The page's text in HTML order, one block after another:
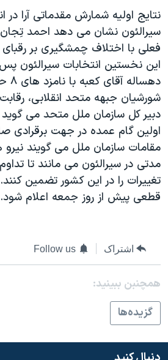
جهش
به
جستجو
ورزشی
گزیده‌ها
ویژه برنامه‌ها
ویدیوها
فرهنگ و زندگی
حقوق شهروندی
اقتصادی
علم و فناوری
اسرائیل در جنگ
جام جهانی ۲۰۲۶
عملیات خشم حماسی
۲۵۰سالگی آمریکا
بایگانی برنامه‌های تلویزیونی
مستندها
انتخابات ریاست جمهوری آمریکا ۲۰۲۴
حمله جمهوری اسلامی به اسرائیل
رمز مهسا
ورزش زنان در ایران
تریبونال مردمی آبان ۹۸
قانون شفافیت دارائی کادر رهبری ایران
فرکانس‌های صدای آمریکا
پخش رادیویی
یادگیری زبان انگلیسی
دنبال کنید
زبانهای مختلف
نتايج اوليه شمارش مقدماتی آرا در
سيرالئون نشان می دهد احمد
فعلی با اختلاف چمشگيری بر رقبای
اين نخستين انتخابات سيرالئون
شورشيان جبهه متحد انقلابی،
دبير کل سازمان ملل متحد می گويد
اولين گام عمده در جهت برقرادی
مقامات سازمان ملل می گويند نيرو
مدتی در سيرالئون می مانند تا
تغييرات را در اين کشور تضمين
قطعی پيش از روز جمعه اعلام شود.
اشتراک Follow us
همچنبن ببینید:
گزيده‌ها